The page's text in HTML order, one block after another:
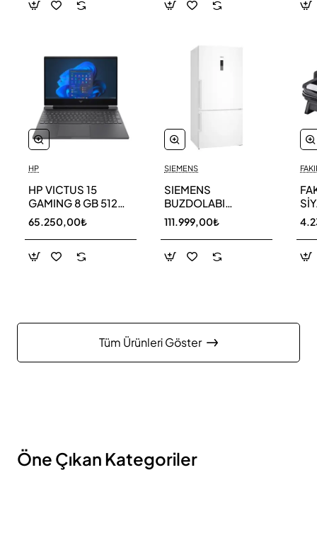
HP
HP VICTUS 15
GAMING 8 GB 512
GB SSD LAPTOP
FA0011NT 80D33EA
65.250,00₺
SIEMENS
SIEMENS
BUZDOLABI
KG86NCWE0N
111.999,00₺
Tüm Ürünleri Göster
Öne Çıkan Kategoriler